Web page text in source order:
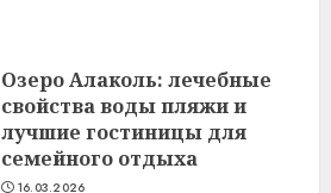
Озеро Алаколь: лечебные
свойства воды пляжи и
лучшие гостиницы для
семейного отдыха
16.03.2026